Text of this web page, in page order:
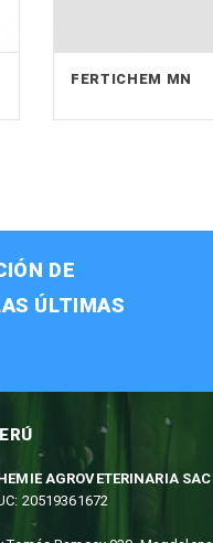
FERTICHEM MN
DE
ÚLTIMAS
AGROVETERINARIA SAC
20519361672